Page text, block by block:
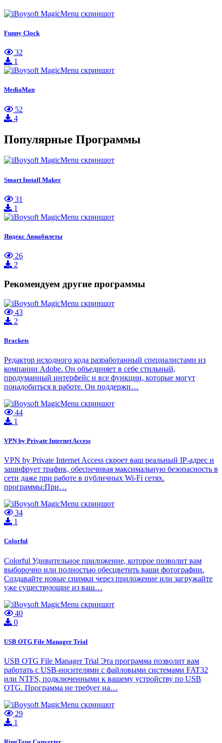
Funny Clock
32
1
MediaMan
52
4
Популярные Программы
Smart Install Maker
31
1
Яндекс Авиабилеты
26
2
Рекомендуем другие программы
43
2
Brackets
Редактор исходного кода разработанный специалистами из
компании Adobe. Он объединяет в себе стильный,
продуманный интерфейс и все функции, которые могут
понадобиться в работе. Он поддержи…
44
1
VPN by Private Internet Access
VPN by Private Internet Access скроет ваш реальный IP-адрес и
зашифрует трафик, обеспечивая максимальную безопасность в
сети даже при работе в публичных Wi-Fi сетях.
программы:При…
34
1
Colorful
Colorful Удивительное приложение, которое позволит вам
выборочно или полностью обесцветить ваши фотографии.
Создавайте новые снимки через приложение или загружайте
уже существующие из ваш…
40
0
USB OTG File Manager Trial
USB OTG File Manager Trial Эта программа позволит вам
работать с USB-носителями с файловыми системами FAT32
или NTFS, подключенными к вашему устройству по USB
OTG. Программа не требует на…
29
1